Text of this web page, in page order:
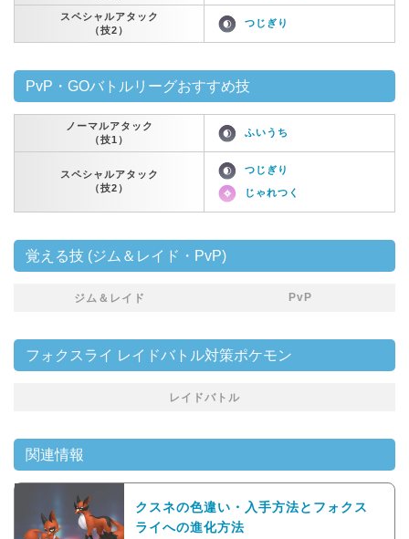
スペシャルアタック
（技2）
つじぎり
PvP・GOバトルリーグおすすめ技
ノーマルアタック
（技1）
ふいうち
スペシャルアタック
（技2）
つじぎり
じゃれつく
覚える技 (ジム＆レイド・PvP)
ジム＆レイド PvP
フォクスライ レイドバトル対策ポケモン
レイドバトル
関連情報
クスネの色違い・入手方法とフォクス
ライへの進化方法